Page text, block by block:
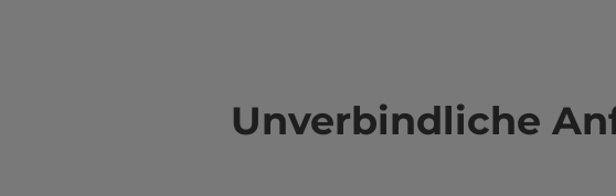
Unverbindliche